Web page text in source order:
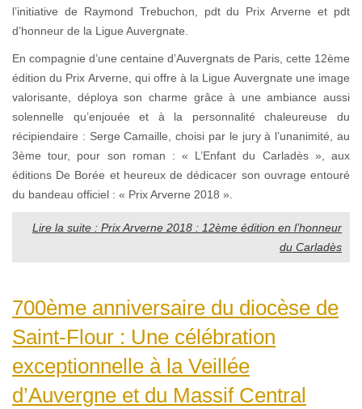
l’initiative de Raymond Trebuchon, pdt du Prix Arverne et pdt
d’honneur de la Ligue Auvergnate.
En compagnie d’une centaine d’Auvergnats de Paris, cette 12ème
édition du Prix Arverne, qui offre à la Ligue Auvergnate une image
valorisante, déploya son charme grâce à une ambiance aussi
solennelle qu’enjouée et à la personnalité chaleureuse du
récipiendaire : Serge Camaille, choisi par le jury à l’unanimité, au
3ème tour, pour son roman : « L’Enfant du Carladès », aux
éditions De Borée et heureux de dédicacer son ouvrage entouré
du bandeau officiel : « Prix Arverne 2018 ».
Lire la suite : Prix Arverne 2018 : 12ème édition en l’honneur
du Carladès
700ème anniversaire du diocèse de
Saint-Flour : Une célébration
exceptionnelle à la Veillée
d’Auvergne et du Massif Central